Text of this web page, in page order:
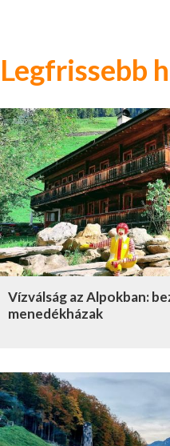
Legfrissebb
Vízválság az Alpokban:
menedékházak